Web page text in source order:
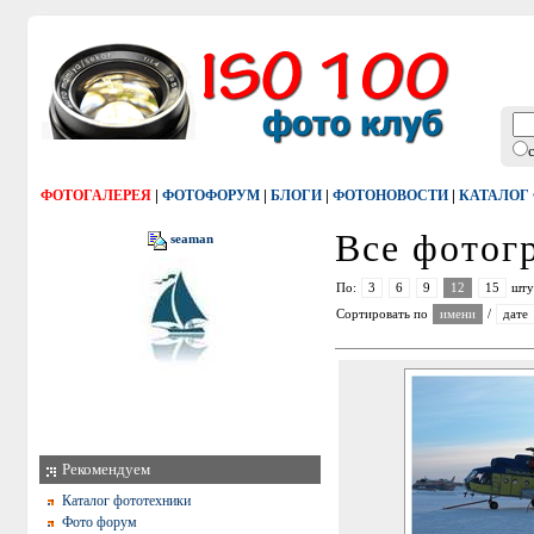
ФОТОГАЛЕРЕЯ | ФОТОФОРУМ | БЛОГИ | ФОТОНОВОСТИ |
seaman
Рекомендуем
Каталог фототехники
Фото форум
Все
По: 3 6 9 12 15
Сортировать по
имени / дате